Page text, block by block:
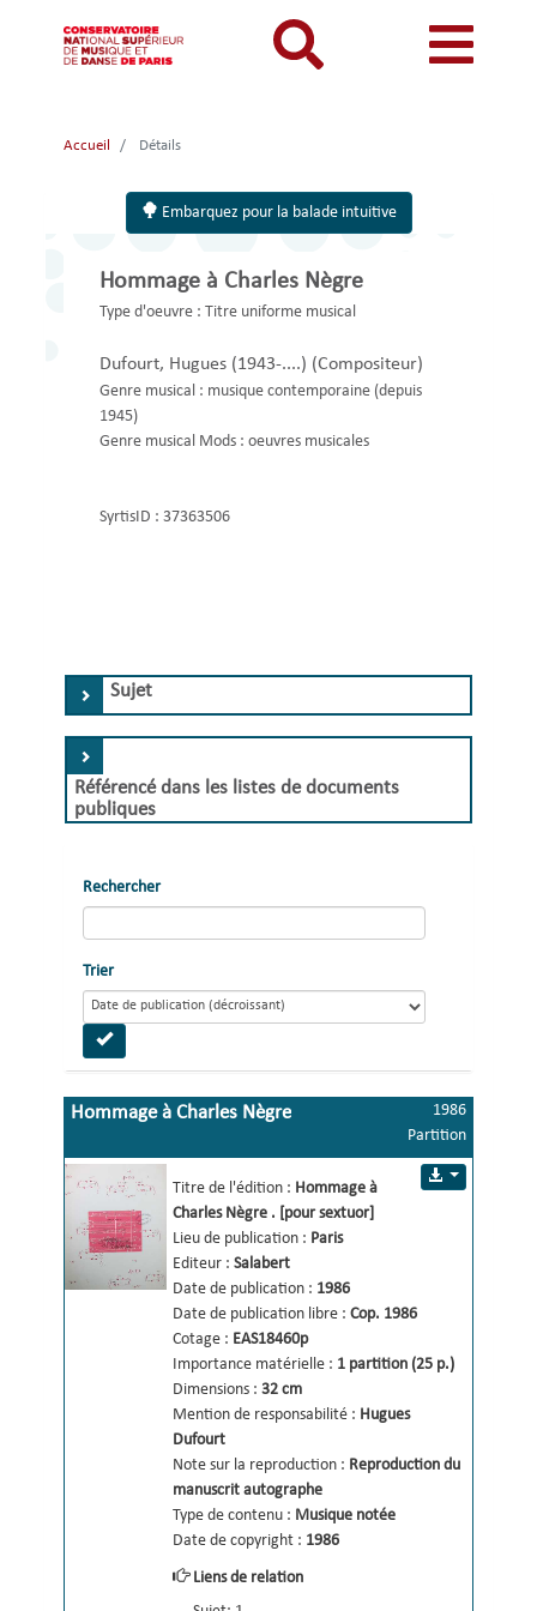
au
contenu
Catalogue
Mon
compte
mobile
Menu
mon
mobile
Je me connecte pour la première fois
J'ai oublié mon mot de passe
Menu
mobile
INFORMATIONS PRATIQUES
LECTURES A VUE
FONDS CDMC-MMC
Accueil Détails
Embarquez pour la balade intuitive
Hommage à Charles Nègre
Type d'oeuvre : Titre uniforme musical
Dufourt, Hugues (1943-....) (Compositeur)
Genre musical : musique contemporaine (depuis
1945)
Genre musical Mods : oeuvres musicales
SyrtisID : 37363506
Sujet
Référencé dans les listes de documents
publiques
Rechercher
Trier
Hommage à Charles Nègre
[pour sextuor]
1986
Partition
Titre de l'édition : Hommage à
Charles Nègre . [pour sextuor]
Lieu de publication : Paris
Editeur : Salabert
Date de publication : 1986
Date de publication libre : Cop. 1986
Cotage : EAS18460p
Importance matérielle : 1 partition (25 p.)
Dimensions : 32 cm
Mention de responsabilité : Hugues
Dufourt
Note sur la reproduction : Reproduction du
manuscrit autographe
Type de contenu : Musique notée
Date de copyright : 1986
Liens de relation